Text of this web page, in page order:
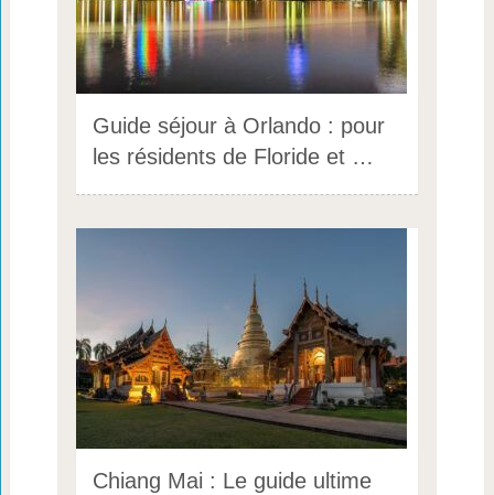
Guide séjour à Orlando : pour
les résidents de Floride et …
Chiang Mai : Le guide ultime